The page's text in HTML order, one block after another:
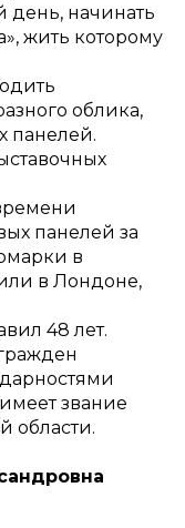
день, начинать
жить которому
облика,
панелей.
панелей за
в
в Лондоне,
48 лет.
звание
области.